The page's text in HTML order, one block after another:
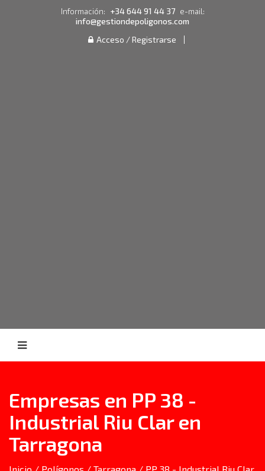
Información: +34 644 91 44 37 e-mail:
info@gestiondepoligonos.com
Acceso / Registrarse
Empresas en PP 38 -
Industrial Riu Clar en
Tarragona